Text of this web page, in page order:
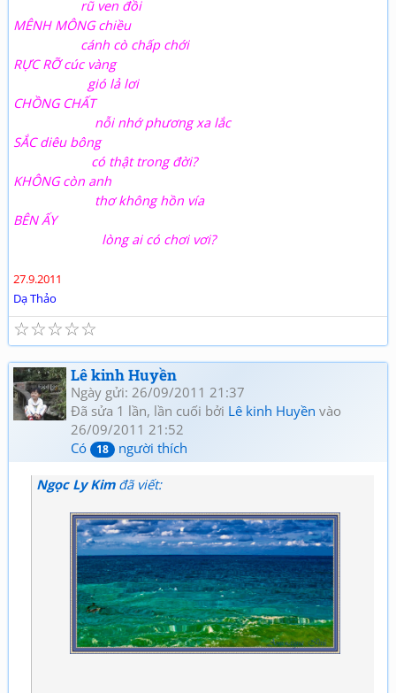
rũ ven đồi
MÊNH MÔNG chiều
cánh cò chấp chới
RỰC RỠ cúc vàng
gió lả lơi
CHỒNG CHẤT
nỗi nhớ phương xa lắc
SẮC diêu bông
có thật trong đời?
KHÔNG còn anh
thơ không hồn vía
BÊN ẤY
lòng ai có chơi vơi?
27.9.2011
Dạ Thảo
☆
☆
☆
☆
☆
Lê kinh Huyền
Ngày gửi: 26/09/2011 21:37
Đã sửa 1 lần, lần cuối bởi Lê kinh Huyền vào
26/09/2011 21:52
Có
18 người thích
Ngọc Ly Kimđã viết: